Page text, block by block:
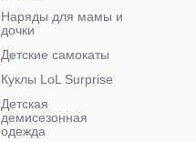
Наряды для мамы и
дочки
Детские самокаты
Куклы LoL Surprise
Детская
демисезонная
одежда